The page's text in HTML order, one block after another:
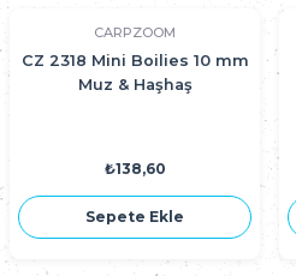
CARPZOOM
CZ 2318 Mini Boilies 10 mm
Muz & Haşhaş
₺138,60
Sepete Ekle